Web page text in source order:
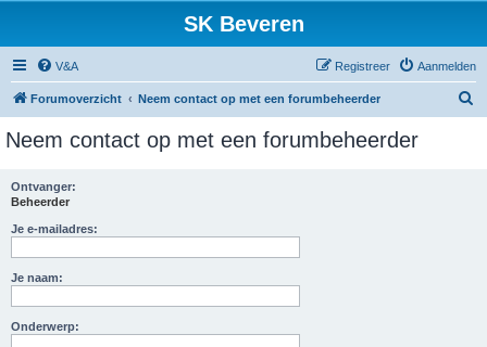
SK Beveren
V&A Aanmelden
Registreer
Forumoverzicht Neem contact op met een forumbeheerder
Neem contact op met een forumbeheerder
Ontvanger:
Beheerder
Je e-mailadres:
Je naam:
Onderwerp: